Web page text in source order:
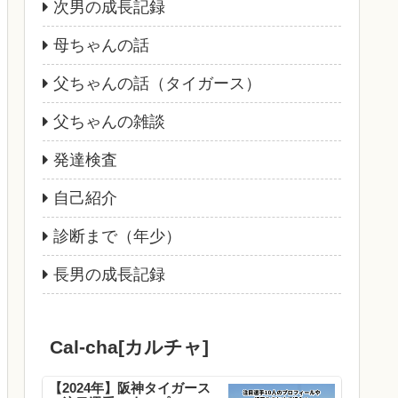
次男の成長記録
母ちゃんの話
父ちゃんの話（タイガース）
父ちゃんの雑談
発達検査
自己紹介
診断まで（年少）
長男の成長記録
Cal-cha[カルチャ]
【2024年】阪神タイガース